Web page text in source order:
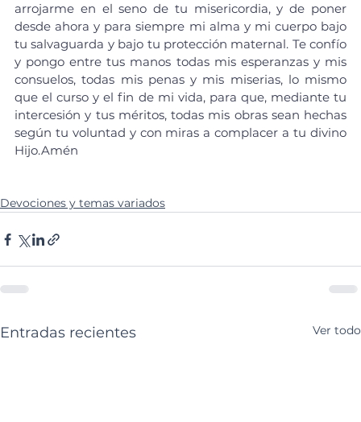
arrojarme en el seno de tu misericordia, y de poner
desde ahora y para siempre mi alma y mi cuerpo bajo
tu salvaguarda y bajo tu protección maternal. Te confío
y pongo entre tus manos todas mis esperanzas y mis
consuelos, todas mis penas y mis miserias, lo mismo
que el curso y el fin de mi vida, para que, mediante tu
intercesión y tus méritos, todas mis obras sean hechas
según tu voluntad y con miras a complacer a tu divino
Hijo.Amén
Devociones y temas variados
Entradas recientes Ver todo